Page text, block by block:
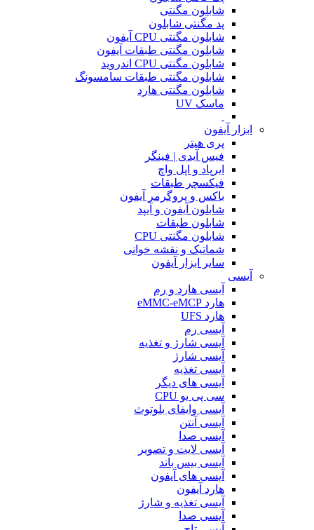
شابلون مگنتی
پد مگنتی شابلون
شابلون مگنتی CPU آیفون
شابلون مگنتی طبقات آیفون
شابلون مگنتی CPU اندروید
شابلون مگنتی طبقات سامسونگ
شابلون مگنتی هارد
ماسک UV
ابزار آیفون
پری هیتر
فیس آیدی | فینگر
ایرپاد و اپل واچ
فیکسچر طبقات
باکس و پروگرمر آیفون
شابلون آیفون و آیپد
شابلون طبقات
شابلون مگنتی CPU
شماتیک و نقشه خوانی
سایر ابزار آیفون
آیسی
آیسی هارد و رم
هارد eMMC-eMCP
هارد UFS
آیسی رم
آیسی شارژ و تغذیه
آیسی شارژ
آیسی تغذیه
آیسی های دیگر
سی پی یو CPU
آیسی وایفای بلوتوث
آیسی آنتن
آیسی صدا
آیسی لایت و تصویر
آیسی بیس باند
آیسی های آیفون
هارد آیفون
آیسی تغذیه و شارژ
آیسی صدا